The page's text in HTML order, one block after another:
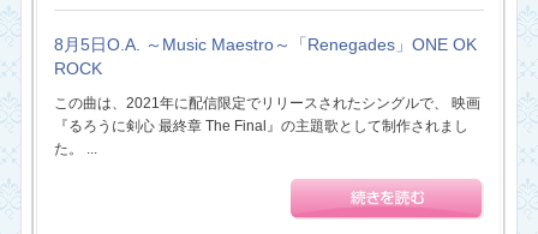
8月5日O.A. ～Music Maestro～「Renegades」ONE OK
ROCK
この曲は、2021年に配信限定でリリースされたシングルで、 映画
『るろうに剣心 最終章 The Final』の主題歌として制作されまし
た。 ...